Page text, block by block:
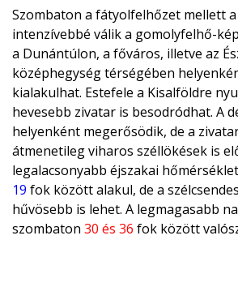
Szombaton a fátyolfelhőzet mellett
intenzívebbé válik a gomolyfelhő-
a Dunántúlon, a főváros, illetve az
középhegység térségében
kialakulhat. Estefele a Kisalföldre
hevesebb zivatar is besodródhat. A
helyenként megerősödik, de a
átmenetileg viharos széllökések is
legalacsonyabb éjszakai
19 fok között alakul, de a
hűvösebb is lehet. A legmagasabb
szombaton 30 és 36 fok között